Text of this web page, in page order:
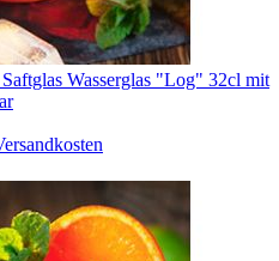
Wasserglas "Log" 32cl mit